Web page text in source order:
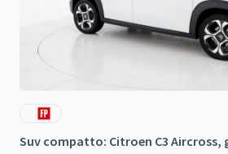
Suv compatto: Citroen C3 Aircross,